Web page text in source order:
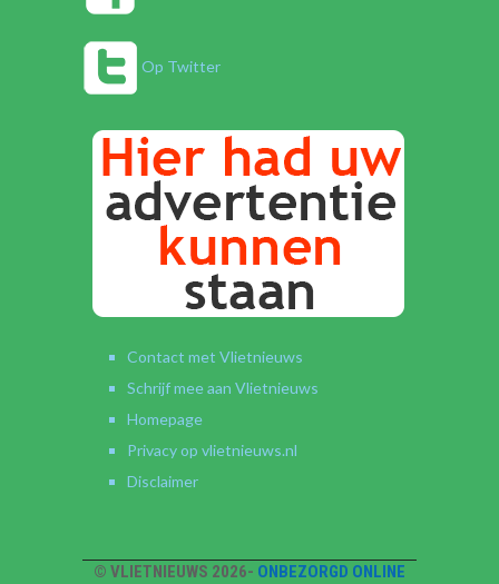
Op Twitter
Contact met Vlietnieuws
Schrijf mee aan Vlietnieuws
Homepage
Privacy op vlietnieuws.nl
Disclaimer
© VLIETNIEUWS 2026- ONBEZORGD ONLINE